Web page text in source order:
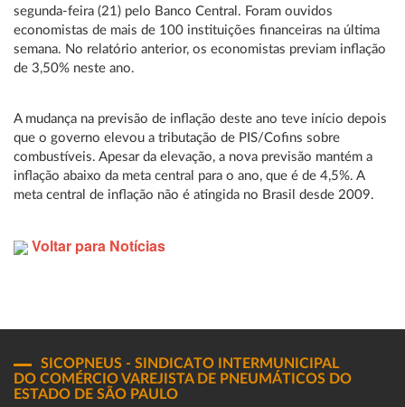
segunda-feira (21) pelo Banco Central. Foram ouvidos
economistas de mais de 100 instituições financeiras na última
semana. No relatório anterior, os economistas previam inflação
de 3,50% neste ano.
A mudança na previsão de inflação deste ano teve início depois
que o governo elevou a tributação de PIS/Cofins sobre
combustíveis. Apesar da elevação, a nova previsão mantém a
inflação abaixo da meta central para o ano, que é de 4,5%. A
meta central de inflação não é atingida no Brasil desde 2009.
Voltar para Notícias
SICOPNEUS - SINDICATO INTERMUNICIPAL
DO COMÉRCIO VAREJISTA DE PNEUMÁTICOS DO
ESTADO DE SÃO PAULO